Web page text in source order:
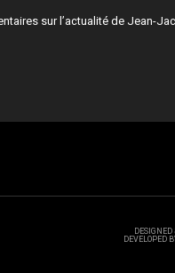
sur l’actualité de Jean-
DESIGNED
DEVELOPED